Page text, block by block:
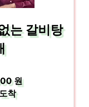
는 갈비탕
원
착